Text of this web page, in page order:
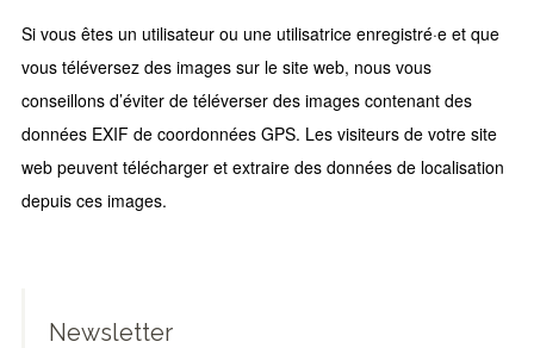
Si vous êtes un utilisateur ou une utilisatrice enregistré·e et que
vous téléversez des images sur le site web, nous vous
conseillons d’éviter de téléverser des images contenant des
données EXIF de coordonnées GPS. Les visiteurs de votre site
web peuvent télécharger et extraire des données de localisation
depuis ces images.
Newsletter